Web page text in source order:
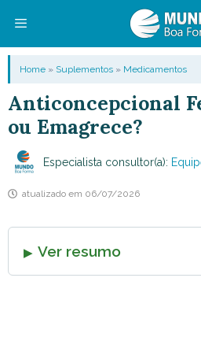
conteúdo
Menu
Home » Suplementos » Medicamentos
Anticoncepcional
ou Emagrece?
Especialista consultor(a):
atualizado em 06/07/2026
Ver resumo